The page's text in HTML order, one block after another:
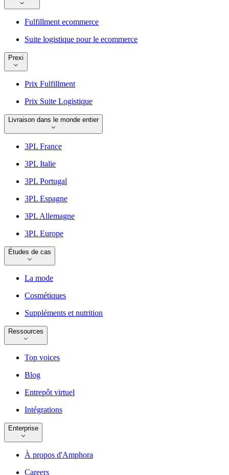
Fulfillment ecommerce
Suite logistique pour le ecommerce
Prexi
Prix Fulfillment
Prix Suite Logistique
Livraison dans le monde entier
3PL France
3PL Italie
3PL Portugal
3PL Espagne
3PL Allemagne
3PL Europe
Études de cas
La mode
Cosmétiques
Suppléments et nutrition
Ressources
Top voices
Blog
Entrepôt virtuel
Intégrations
Enterprise
À propos d'Amphora
Careers